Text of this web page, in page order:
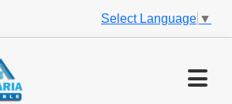
Select Language ▼